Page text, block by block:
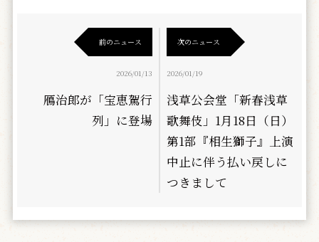
前のニュース
2026/01/13
鴈治郎が「宝恵駕行
列」に登場
次のニュース
2026/01/19
浅草公会堂「新春浅草
歌舞伎」1月18日（日）
第1部『相生獅子』上演
中止に伴う払い戻しに
つきまして